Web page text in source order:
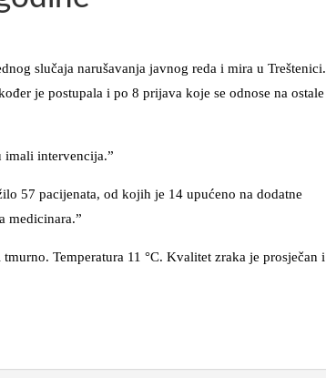
slučaja narušavanja javnog reda i mira u Treštenici.
je postupala i po 8 prijava koje se odnose na ostale
imali intervencija.”
57 pacijenata, od kojih je 14 upućeno na dodatne
medicinara.”
Temperatura 11 °C. Kvalitet zraka je prosječan i